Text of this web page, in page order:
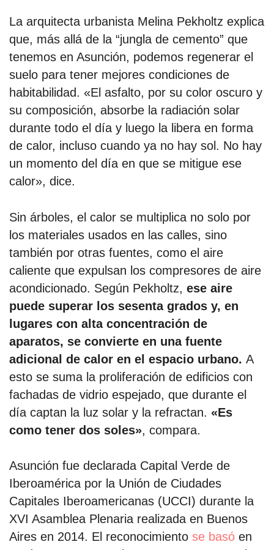
La arquitecta urbanista Melina Pekholtz explica
que, más allá de la “jungla de cemento” que
tenemos en Asunción, podemos regenerar el
suelo para tener mejores condiciones de
habitabilidad. «El asfalto, por su color oscuro y
su composición, absorbe la radiación solar
durante todo el día y luego la libera en forma
de calor, incluso cuando ya no hay sol. No hay
un momento del día en que se mitigue ese
calor», dice.
Sin árboles, el calor se multiplica no solo por
los materiales usados en las calles, sino
también por otras fuentes, como el aire
caliente que expulsan los compresores de aire
acondicionado. Según Pekholtz, ese aire
puede superar los sesenta grados y, en
lugares con alta concentración de
aparatos, se convierte en una fuente
adicional de calor en el espacio urbano. A
esto se suma la proliferación de edificios con
fachadas de vidrio espejado, que durante el
día captan la luz solar y la refractan. «Es
como tener dos soles», compara.
Asunción fue declarada Capital Verde de
Iberoamérica por la Unión de Ciudades
Capitales Iberoamericanas (UCCI) durante la
XVI Asamblea Plenaria realizada en Buenos
Aires en 2014. El reconocimiento se basó en